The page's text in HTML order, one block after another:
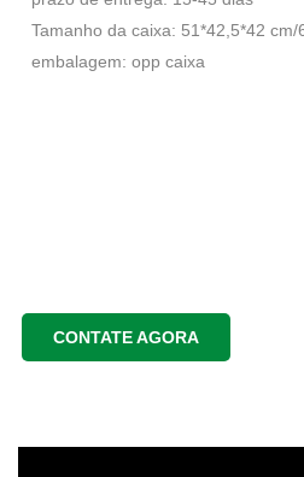
Tamanho da caixa: 51*42,5*42 cm/
embalagem: opp caixa
CONTATE AGORA